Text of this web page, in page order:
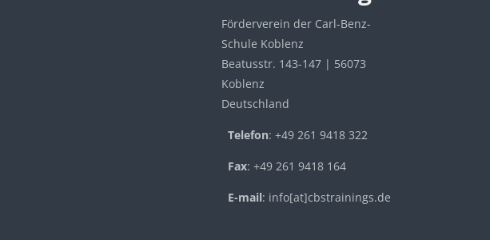
Förderverein der Carl-Benz-
Schule Koblenz
Beatusstr. 143-147 | 56073
Koblenz
Deutschland
Telefon: +49 261 9418 322
Fax: +49 261 9418 164
E-mail: info[at]cbstrainings.de